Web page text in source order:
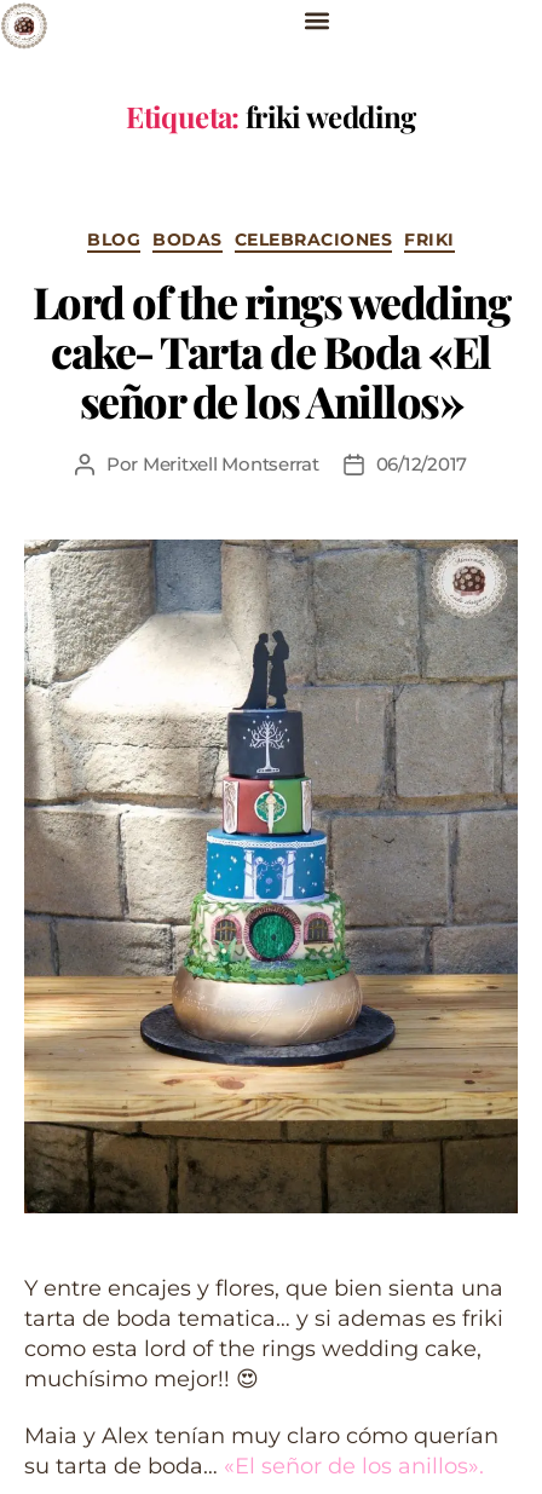
Etiqueta:friki wedding
BLOG BODAS CELEBRACIONES FRIKI
Lord of the rings wedding
cake- Tarta de Boda «El
señor de los Anillos»
Por Meritxell Montserrat 06/12/2017
Y entre encajes y flores, que bien sienta una
tarta de boda tematica… y si ademas es friki
como esta lord of the rings wedding cake,
muchísimo mejor!! 😍
Maia y Alex tenían muy claro cómo querían
su tarta de boda… «El señor de los anillos».